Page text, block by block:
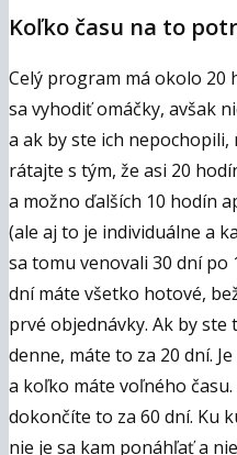
Koľko času na to
Celý program má okolo 20
sa vyhodiť omáčky, avšak
a ak by ste ich
rátajte s tým, že asi 20
a možno ďalších 10 hodín
(ale aj to je individuálne a
sa tomu venovali 30 dní po
dní máte všetko hotové,
prvé objednávky. Ak by
denne, máte to za 20 dní.
a koľko máte voľného
dokončíte to za 60 dní. Ku
nie je sa kam ponáhľať a